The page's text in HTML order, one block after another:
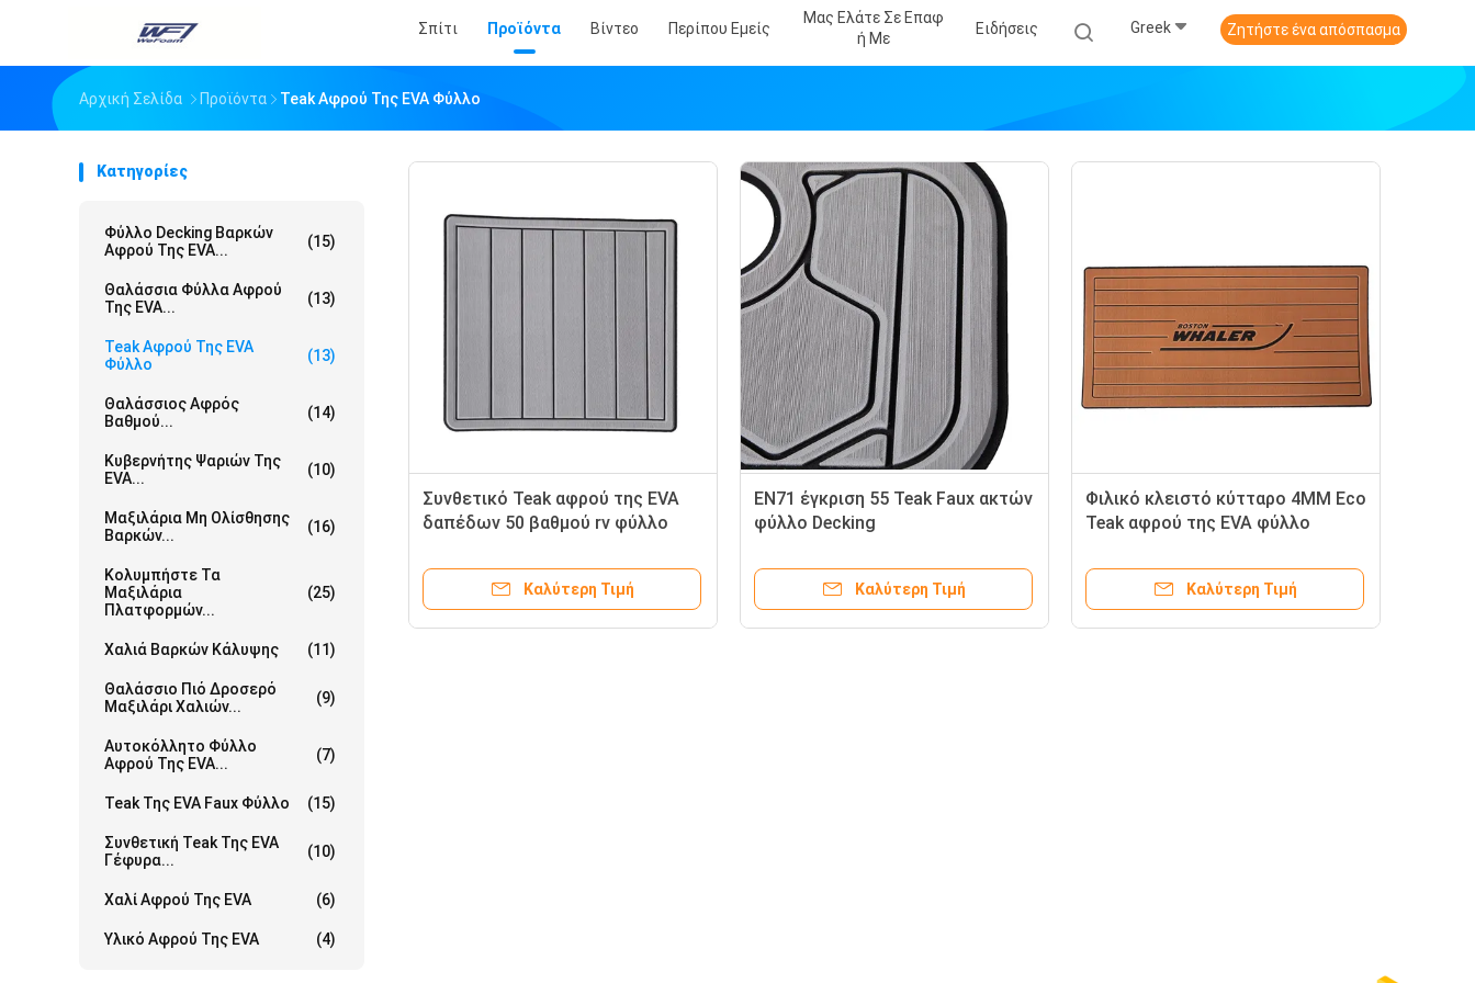
Σπίτι Προϊόντα Βίντεο Περίπου Εμείς
Μας Ελάτε Σε Επαφ
Ή Με
Ειδήσεις Greek Ζητήστε ένα απόσπασμα
Αρχική Σελίδα Προϊόντα Teak Αφρού Της EVA Φύλλο
Κατηγορίες
Φύλλο Decking Βαρκών
Αφρού Της EVA...
(15)
Θαλάσσια Φύλλα Αφρού
Της EVA...
(13)
Teak Αφρού Της EVA
Φύλλο
(13)
Θαλάσσιος Αφρός
Βαθμού...
(14)
Κυβερνήτης Ψαριών Της
EVA...
(10)
Μαξιλάρια Μη Ολίσθησης
Βαρκών...
(16)
Κολυμπήστε Τα
Μαξιλάρια
Πλατφορμών...
(25)
Χαλιά Βαρκών Κάλυψης (11)
Θαλάσσιο Πιό Δροσερό
Μαξιλάρι Χαλιών...
(9)
Αυτοκόλλητο Φύλλο
Αφρού Της EVA...
(7)
Teak Της EVA Faux Φύλλο (15)
Συνθετική Teak Της EVA
Γέφυρα...
(10)
Χαλί Αφρού Της EVA (6)
Υλικό Αφρού Της EVA (4)
Συνθετικό Teak αφρού της EVA
δαπέδων 50 βαθμού rv φύλλο
Καλύτερη Τιμή
EN71 έγκριση 55 Teak Faux ακτών
φύλλο Decking
Καλύτερη Τιμή
Φιλικό κλειστό κύτταρο 4MM Eco
Teak αφρού της EVA φύλλο
Καλύτερη Τιμή